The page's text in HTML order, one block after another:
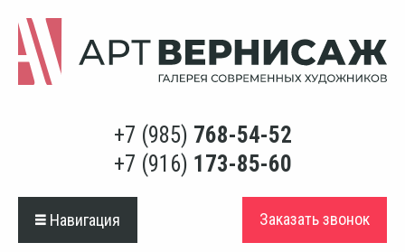
+7 (985) 768-54-52
+7 (916) 173-85-60
Навигация Заказать звонок